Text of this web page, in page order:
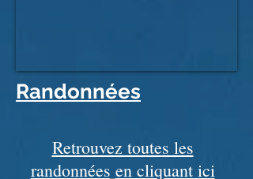
Retrouvez toutes les
randonnées en cliquant ici
Randonnées